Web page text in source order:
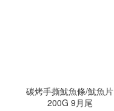
碳烤手撕魷魚條/魷魚片
200G 9月尾